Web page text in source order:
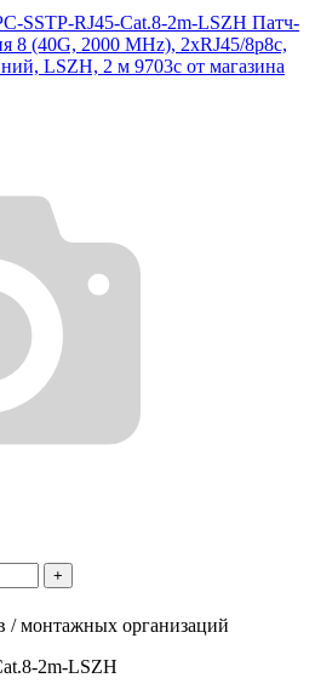
+
/ монтажных организаций
2m-LSZH